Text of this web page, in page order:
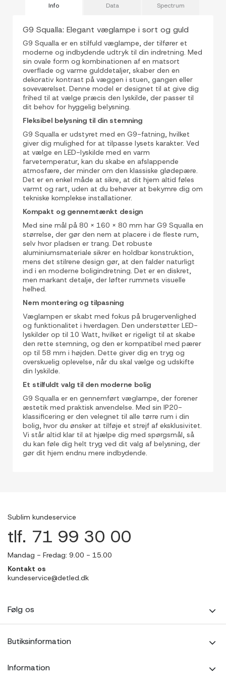
Info Data Spectrum
G9 Squalla: Elegant væglampe i sort og guld
G9 Squalla er en stilfuld væglampe, der tilfører et
moderne og indbydende udtryk til din indretning. Med
sin ovale form og kombinationen af en matsort
overflade og varme gulddetaljer, skaber den en
dekorativ kontrast på væggen i stuen, gangen eller
soveværelset. Denne model er designet til at give dig
frihed til at vælge præcis den lyskilde, der passer til
dit behov for hyggelig belysning.
Fleksibel belysning til din stemning
G9 Squalla er udstyret med en G9-fatning, hvilket
giver dig mulighed for at tilpasse lysets karakter. Ved
at vælge en LED-lyskilde med en varm
farvetemperatur, kan du skabe en afslappende
atmosfære, der minder om den klassiske glødepære.
Det er en enkel måde at sikre, at dit hjem altid føles
varmt og rart, uden at du behøver at bekymre dig om
tekniske komplekse installationer.
Kompakt og gennemtænkt design
Med sine mål på 80 x 160 x 80 mm har G9 Squalla en
størrelse, der gør den nem at placere i de fleste rum,
selv hvor pladsen er trang. Det robuste
aluminiumsmateriale sikrer en holdbar konstruktion,
mens det stilrene design gør, at den falder naturligt
ind i en moderne boligindretning. Det er en diskret,
men markant detalje, der løfter rummets visuelle
helhed.
Nem montering og tilpasning
Væglampen er skabt med fokus på brugervenlighed
og funktionalitet i hverdagen. Den understøtter LED-
lyskilder op til 10 Watt, hvilket er rigeligt til at skabe
den rette stemning, og den er kompatibel med pærer
op til 58 mm i højden. Dette giver dig en tryg og
overskuelig oplevelse, når du skal vælge og udskifte
din lyskilde.
Et stilfuldt valg til den moderne bolig
G9 Squalla er en gennemført væglampe, der forener
æstetik med praktisk anvendelse. Med sin IP20-
klassificering er den velegnet til alle tørre rum i din
bolig, hvor du ønsker at tilføje et strejf af eksklusivitet.
Vi står altid klar til at hjælpe dig med spørgsmål, så
du kan føle dig helt tryg ved dit valg af belysning, der
gør dit hjem endnu mere indbydende.
Sublim kundeservice
tlf. 71 99 30 00
Mandag - Fredag: 9.00 - 15.00
Kontakt os
kundeservice@detled.dk
Følg os
Butiksinformation
Information